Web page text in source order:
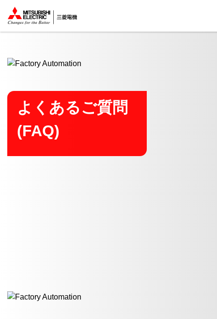
ここから本文
よくあるご質問
(FAQ)